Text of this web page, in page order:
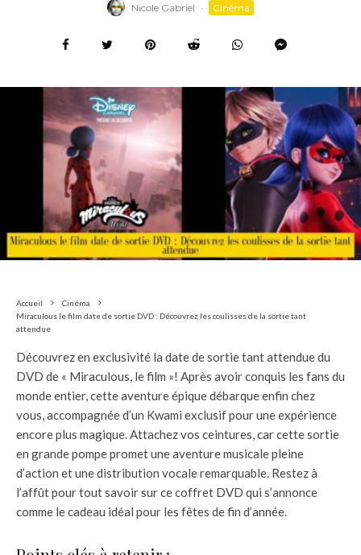
Nicole Gabriel · Cinéma
Accueil
Cinéma
Miraculous le film date de sortie DVD : Découvrez les coulisses de la sortie tant
attendue
Découvrez en exclusivité la date de sortie tant attendue du
DVD de « Miraculous, le film »! Après avoir conquis les fans du
monde entier, cette aventure épique débarque enfin chez
vous, accompagnée d’un Kwami exclusif pour une expérience
encore plus magique. Attachez vos ceintures, car cette sortie
en grande pompe promet une aventure musicale pleine
d’action et une distribution vocale remarquable. Restez à
l’affût pour tout savoir sur ce coffret DVD qui s’annonce
comme le cadeau idéal pour les fêtes de fin d’année.